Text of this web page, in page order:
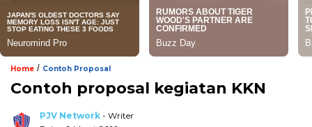
Home / Contoh Proposal
Contoh proposal kegiatan KKN
PJV Network - Writer